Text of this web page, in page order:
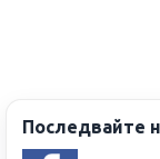
Последвайте